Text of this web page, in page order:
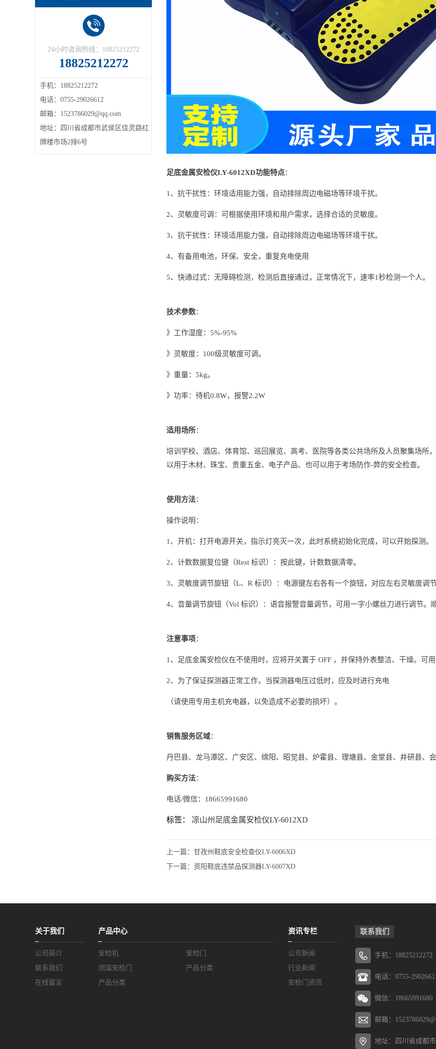
24小时咨询热线：18825212272
18825212272
手机：18825212272
电话：0755-29026612
邮箱：1523786029@qq.com
地址：四川省成都市武侯区佳灵路红
牌楼市场2排6号
足底金属安检仪LY-6012XD功能特点：
1、抗干扰性：环境适用能力强，自动排除周边电磁场等环境干扰。
2、灵敏度可调：可根据使用环境和用户需求，选择合适的灵敏度。
3、抗干扰性：环境适用能力强，自动排除周边电磁场等环境干扰。
4、有备用电池，环保、安全，重复充电使用
5、快通过式：无障碍检测，检测后直接通过，正常情况下，速率1秒检测一个人。
技术参数：
》工作湿度：5%-95%
》灵敏度：100级灵敏度可调。
》重量：5kg。
》功率：待机0.8W，报警2.2W
适用场所：
培训学校、酒店、体育馆、巡回展览、高考、医院等各类公共场所及人员聚集场所
以用于木材、珠宝、贵重五金、电子产品、也可以用于考场防作-弊的安全检查。
使用方法：
操作说明：
1、开机：打开电源开关，指示灯亮灭一次，此时系统初始化完成，可以开始探测。
2、计数数据复位键（Rest 标识）：按此键，计数数据清零。
3、灵敏度调节旋钮（L、R 标识）：电源键左右各有一个旋钮，对应左右灵敏度调
4、音量调节旋钮（Vol 标识）：语音报警音量调节，可用一字小螺丝刀进行调节。
注意事项：
1、足底金属安检仪在不使用时，应将开关置于 OFF ，并保持外表整洁、干燥。可
2、为了保证探测器正常工作，当探测器电压过低时，应及时进行充电
（请使用专用主机充电器，以免造成不必要的损坏）。
销售服务区域：
丹巴县、龙马潭区、广安区、绵阳、昭觉县、炉霍县、理塘县、金堂县、井研县、
购买方法：
电话/微信：18665991680
标签： 凉山州足底金属安检仪LY-6012XD
上一篇： 甘孜州鞋底安全检查仪LY-6006XD
下一篇： 资阳鞋底违禁品探测器LY-6007XD
关于我们
公司简介
联系我们
在线留言
产品中心
安检机
安检门
测温安检门
产品分类
产品分类
资讯专栏
公司新闻
行业新闻
安检门资讯
联系我们
手机：18825212272
电话：0755-
微信：18665991680
邮箱：
地址：四川省成都